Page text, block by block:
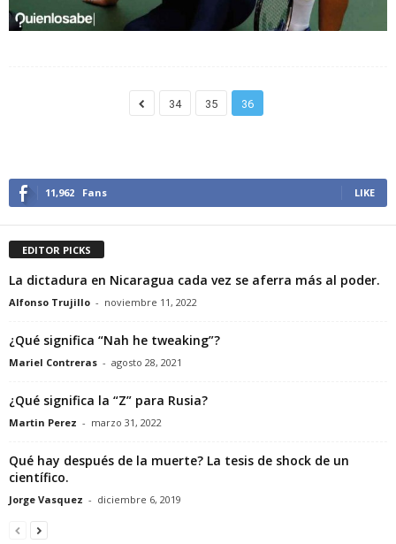
34 35 36
11,962 Fans LIKE
EDITOR PICKS
La dictadura en Nicaragua cada vez se aferra más al poder.
Alfonso Trujillo - noviembre 11, 2022
¿Qué significa “Nah he tweaking”?
Mariel Contreras - agosto 28, 2021
¿Qué significa la “Z” para Rusia?
Martin Perez - marzo 31, 2022
Qué hay después de la muerte? La tesis de shock de un
científico.
Jorge Vasquez - diciembre 6, 2019